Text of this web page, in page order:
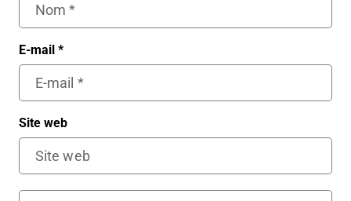
E-mail *
Site web